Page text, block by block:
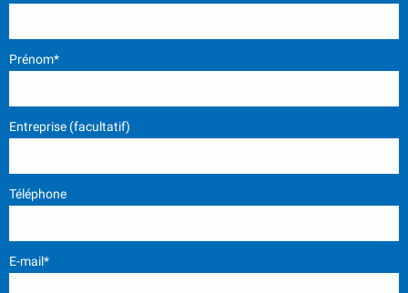
Prénom*
Entreprise (facultatif)
Téléphone
E-mail*